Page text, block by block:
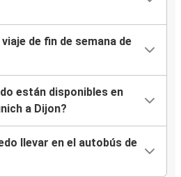
de fin de semana de
están disponibles en
a Dijon?
llevar en el autobús de